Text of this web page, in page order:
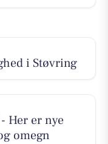
i Støvring
Her er nye
omegn